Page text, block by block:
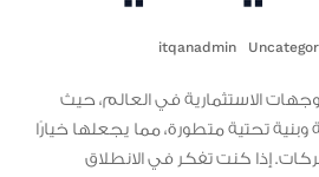
itqanadmin
الاستثمارية في العالم، حيث
وبنية تحتية متطورة، مما يجعلها خيارًا
إذا كنت تفكر في الانطلاق